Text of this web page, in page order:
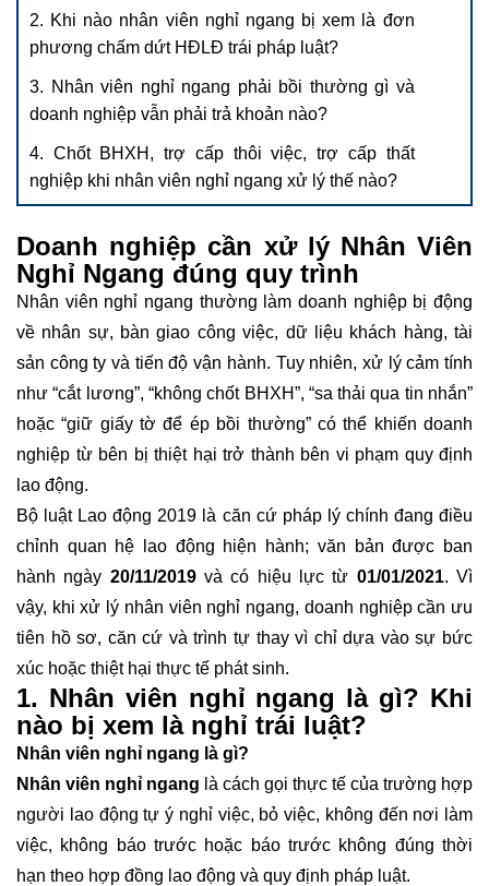
2. Khi nào nhân viên nghỉ ngang bị xem là đơn
phương chấm dứt HĐLĐ trái pháp luật?
3. Nhân viên nghỉ ngang phải bồi thường gì và
doanh nghiệp vẫn phải trả khoản nào?
4. Chốt BHXH, trợ cấp thôi việc, trợ cấp thất
nghiệp khi nhân viên nghỉ ngang xử lý thế nào?
Doanh nghiệp cần xử lý Nhân Viên
Nghỉ Ngang đúng quy trình
Nhân viên nghỉ ngang thường làm doanh nghiệp bị động
về nhân sự, bàn giao công việc, dữ liệu khách hàng, tài
sản công ty và tiến độ vận hành. Tuy nhiên, xử lý cảm tính
như “cắt lương”, “không chốt BHXH”, “sa thải qua tin nhắn”
hoặc “giữ giấy tờ để ép bồi thường” có thể khiến doanh
nghiệp từ bên bị thiệt hại trở thành bên vi phạm quy định
lao động.
Bộ luật Lao động 2019 là căn cứ pháp lý chính đang điều
chỉnh quan hệ lao động hiện hành; văn bản được ban
hành ngày 20/11/2019và có hiệu lực từ 01/01/2021. Vì
vậy, khi xử lý nhân viên nghỉ ngang, doanh nghiệp cần ưu
tiên hồ sơ, căn cứ và trình tự thay vì chỉ dựa vào sự bức
xúc hoặc thiệt hại thực tế phát sinh.
1. Nhân viên nghỉ ngang là gì? Khi
nào bị xem là nghỉ trái luật?
Nhân viên nghỉ ngang là gì?
Nhân viên nghỉ ngang là cách gọi thực tế của trường hợp
người lao động tự ý nghỉ việc, bỏ việc, không đến nơi làm
việc, không báo trước hoặc báo trước không đúng thời
hạn theo hợp đồng lao động và quy định pháp luật.